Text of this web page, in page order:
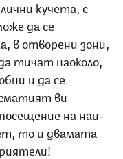
кучета, с
да се
в отворени зони,
тичат наоколо,
и да се
ви
на най-
то и двамата